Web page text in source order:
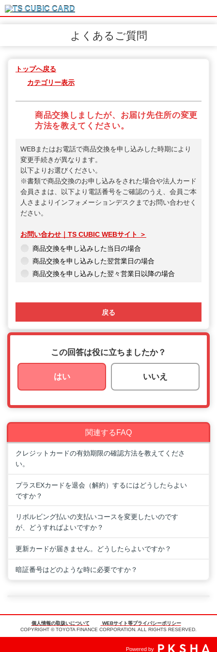
よくあるご質問
トップへ戻る
カテゴリー表示
商品交換しましたが、お届け先住所の変更
方法を教えてください。
WEBまたはお電話で商品交換を申し込みした時期により
変更手続きが異なります。
以下よりお選びください。
※書類で商品交換のお申し込みをされた場合や法人カード
会員さまは、以下より電話番号をご確認のうえ、会員ご本
人さまよりインフォメーションデスクまでお問い合わせく
ださい。
お問い合わせ｜TS CUBIC WEBサイト ＞
商品交換を申し込みした当日の場合
商品交換を申し込みした翌営業日の場合
商品交換を申し込みした翌々営業日以降の場合
戻る
この回答は役に立ちましたか？
はい いいえ
関連するFAQ
クレジットカードの有効期限の確認方法を教えてくださ
い。
プラスEXカードを退会（解約）するにはどうしたらよい
ですか？
リボルビング払いの支払いコースを変更したいのです
が、どうすればよいですか？
更新カードが届きません。どうしたらよいですか？
暗証番号はどのような時に必要ですか？
個人情報の取扱いについて
WEBサイト等プライバシーポリシー
COPYRIGHT © TOYOTA FINANCE CORPORATION. ALL RIGHTS RESERVED.
Powered by